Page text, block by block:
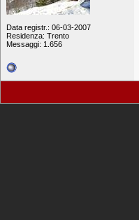
Data registr.: 06-03-2007
Residenza: Trento
Messaggi: 1.656